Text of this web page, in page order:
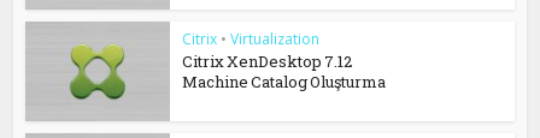
Citrix • Virtualization
Citrix XenDesktop 7.12
Machine Catalog Oluşturma